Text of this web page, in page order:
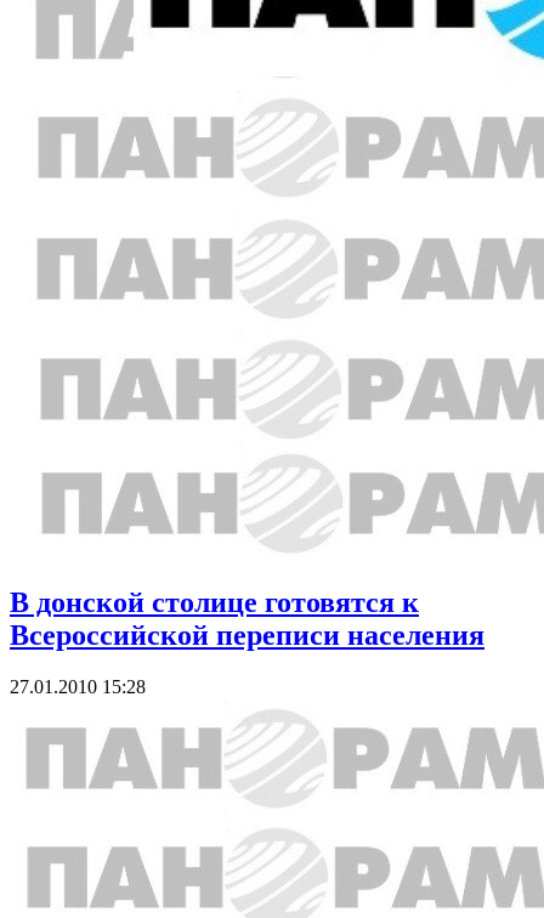
В донской столице готовятся к
Всероссийской переписи населения
27.01.2010 15:28